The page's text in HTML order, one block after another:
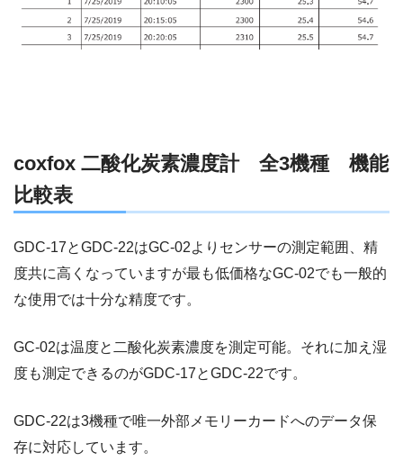
coxfox 二酸化炭素濃度計 全3機種 機能
比較表
GDC-17とGDC-22はGC-02よりセンサーの測定範囲、精
度共に高くなっていますが最も低価格なGC-02でも一般的
な使用では十分な精度です。
GC-02は温度と二酸化炭素濃度を測定可能。それに加え湿
度も測定できるのがGDC-17とGDC-22です。
GDC-22は3機種で唯一外部メモリーカードへのデータ保
存に対応しています。